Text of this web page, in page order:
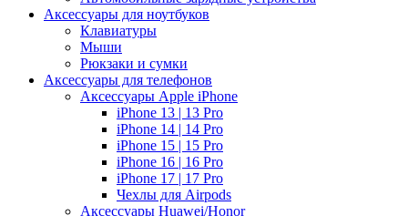
Аксессуары для ноутбуков
Клавиатуры
Мыши
Рюкзаки и сумки
Аксессуары для телефонов
Аксессуары Apple iPhone
iPhone 13 | 13 Pro
iPhone 14 | 14 Pro
iPhone 15 | 15 Pro
iPhone 16 | 16 Pro
iPhone 17 | 17 Pro
Чехлы для Airpods
Аксессуары Huawei/Honor